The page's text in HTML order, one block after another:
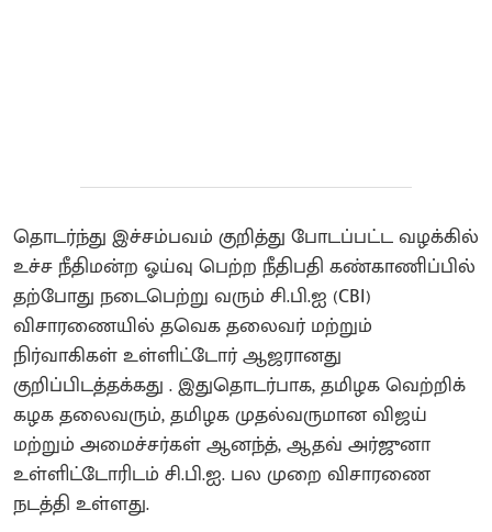
தொடர்ந்து இச்சம்பவம் குறித்து போடப்பட்ட வழக்கில்
உச்ச நீதிமன்ற ஓய்வு பெற்ற நீதிபதி கண்காணிப்பில்
தற்போது நடைபெற்று வரும் சி.பி.ஐ (CBI)
விசாரணையில் தவெக தலைவர் மற்றும்
நிர்வாகிகள் உள்ளிட்டோர் ஆஜரானது
குறிப்பிடத்தக்கது . இதுதொடர்பாக, தமிழக வெற்றிக்
கழக தலைவரும், தமிழக முதல்வருமான விஜய்
மற்றும் அமைச்சர்கள் ஆனந்த், ஆதவ் அர்ஜுனா
உள்ளிட்டோரிடம் சி.பி.ஐ. பல முறை விசாரணை
நடத்தி உள்ளது.